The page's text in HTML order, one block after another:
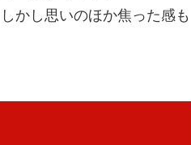
かし思いのほか焦った感も